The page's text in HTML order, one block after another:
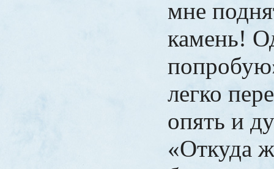
мне
камень!
легко
опять и
«Откуда